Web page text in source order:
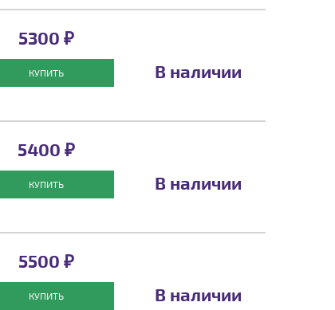
5300 ₽
КУПИТЬ В наличии
5400 ₽
КУПИТЬ В наличии
5500 ₽
КУПИТЬ В наличии